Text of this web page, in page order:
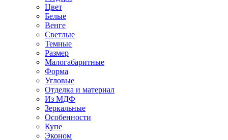
Цвет
Белые
Венге
Светлые
Темные
Размер
Малогабаритные
Форма
Угловые
Отделка и материал
Из МДФ
Зеркальные
Особенности
Купе
Эконом